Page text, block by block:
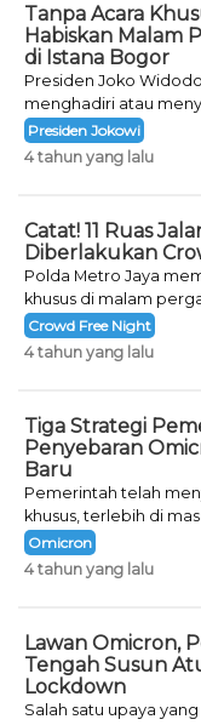
Tanpa Acara
Habiskan Malam
di Istana Bogor
Presiden Joko
menghadiri atau
khusus untuk mengisi
tahun.
Presiden Jokowi
4 tahun yang lalu
Catat! 11 Ruas
Diberlakukan
Polda Metro Jaya
khusus di malam
Crowd Free Night
Crowd Free Night
4 tahun yang lalu
Tiga Strategi
Penyebaran
Baru
Pemerintah telah
khusus, terlebih di
seperti saat ini.
Omicron
4 tahun yang lalu
Lawan Omicron,
Tengah Susun
Lockdown
Salah satu upaya